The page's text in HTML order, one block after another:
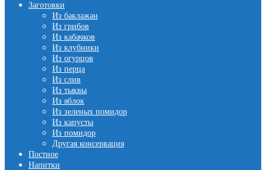
Заготовки
Из баклажан
Из грибов
Из кабачков
Из клубники
Из огурцов
Из перца
Из слив
Из тыквы
Из яблок
Из зеленых помидор
Из капусты
Из помидор
Другая консервация
Постное
Напитки